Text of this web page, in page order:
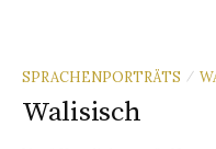
SPRACHENPORTRÄTS /
Walisisch